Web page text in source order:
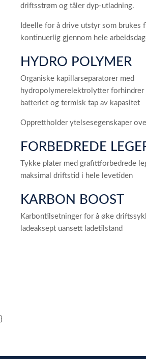
driftsstrøm og tåler dyp-utladning.
Ideelle for å drive utstyr som brukes
kontinuerlig gjennom hele
HYDRO POLYMER
Organiske kapillarseparatorer med
hydropolymerelektrolytter
batteriet og termisk tap av kapasitet
Opprettholder ytelsesegenskaper
FORBEDREDE
Tykke plater med grafittforbedrede
maksimal driftstid i hele levetiden
KARBON BOOST
Karbontilsetninger for å øke
ladeaksept uansett ladetilstand
}